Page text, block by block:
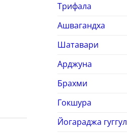
Трифала
Ашвагандха
Шатавари
Арджуна
Брахми
Гокшура
Йогараджа гуггул